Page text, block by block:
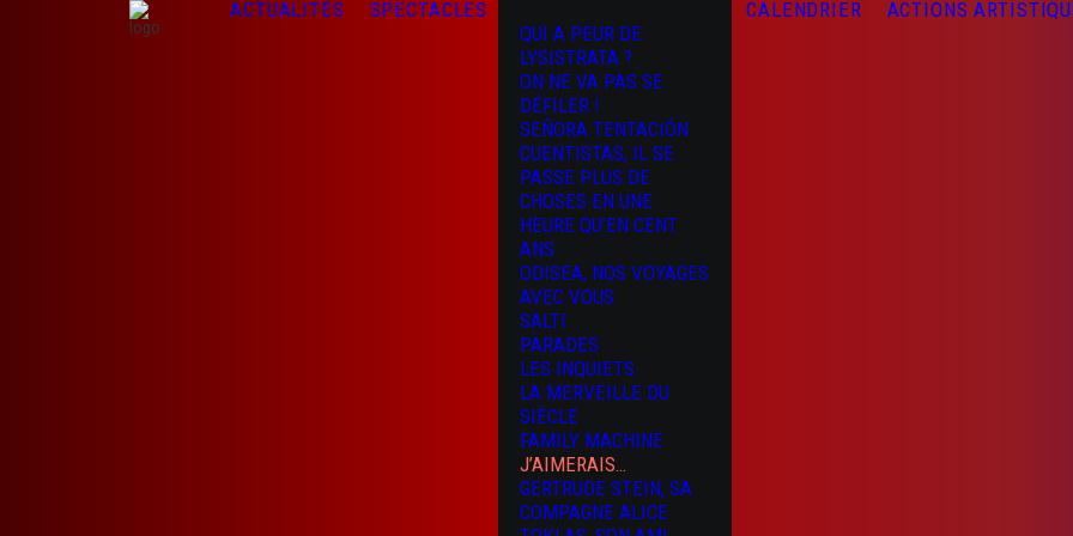
ACTUALITÉS
SPECTACLES
QUI A PEUR DE
LYSISTRATA ?
ON NE VA PAS SE
DÉFILER !
SEÑORA TENTACIÓN
CUENTISTAS, IL SE
PASSE PLUS DE
CHOSES EN UNE
HEURE QU’EN CENT
ANS
ODISEA, NOS VOYAGES
AVEC VOUS
SALTI
PARADES
LES INQUIETS
LA MERVEILLE DU
SIÈCLE
FAMILY MACHINE
J’AIMERAIS…
GERTRUDE STEIN, SA
COMPAGNE ALICE
CALENDRIER ACTIONS